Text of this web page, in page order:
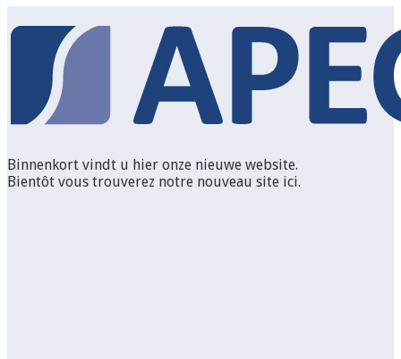
Binnenkort vindt u hier onze nieuwe website.
Bientôt vous trouverez notre nouveau site ici.